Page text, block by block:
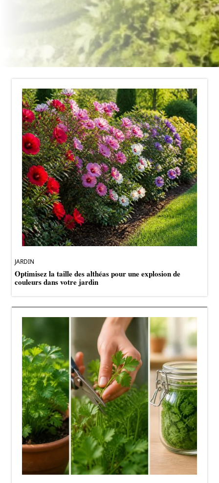
JARDIN
Optimisez la taille des althéas pour une explosion de
couleurs dans votre jardin